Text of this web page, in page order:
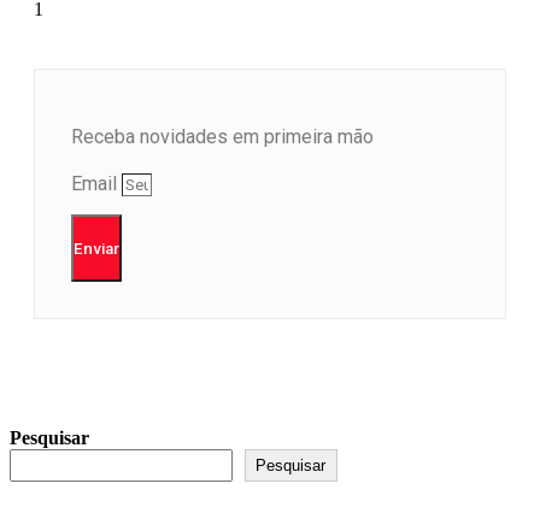
Receba novidades em primeira mão
Email
Enviar
Pesquisar
Pesquisar